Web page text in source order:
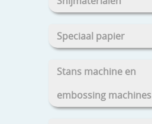
Speciaal papier
Stans machine en
embossing machines